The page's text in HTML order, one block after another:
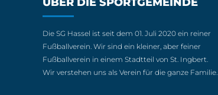
Die SG Hassel ist seit dem 01. Juli 2020 ein reiner
Fußballverein. Wir sind ein kleiner, aber feiner
Fußballverein in einem Stadtteil von St. Ingbert.
Wir verstehen uns als Verein für die ganze Familie.